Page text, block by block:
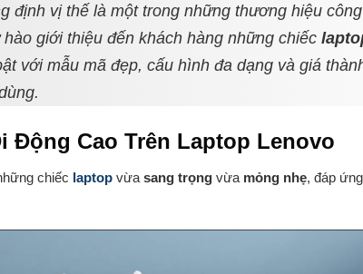
định vị thế là một trong những thương hiệu
giới thiệu đến khách hàng những chiếc
với mẫu mã đẹp, cấu hình đa dạng và giá
Động Cao Trên Laptop Lenovo
chiếc laptop vừa sang trọng vừa mỏng nhẹ, đáp